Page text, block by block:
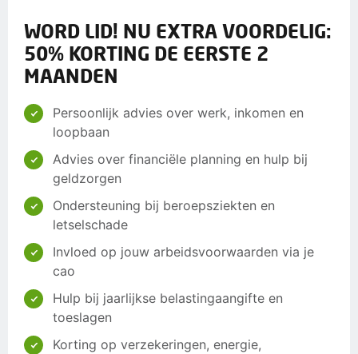
WORD LID! NU EXTRA VOORDELIG:
50% KORTING DE EERSTE 2
MAANDEN
Persoonlijk advies over werk, inkomen en
loopbaan
Advies over financiële planning en hulp bij
geldzorgen
Ondersteuning bij beroepsziekten en
letselschade
Invloed op jouw arbeidsvoorwaarden via je
cao
Hulp bij jaarlijkse belastingaangifte en
toeslagen
Korting op verzekeringen, energie,